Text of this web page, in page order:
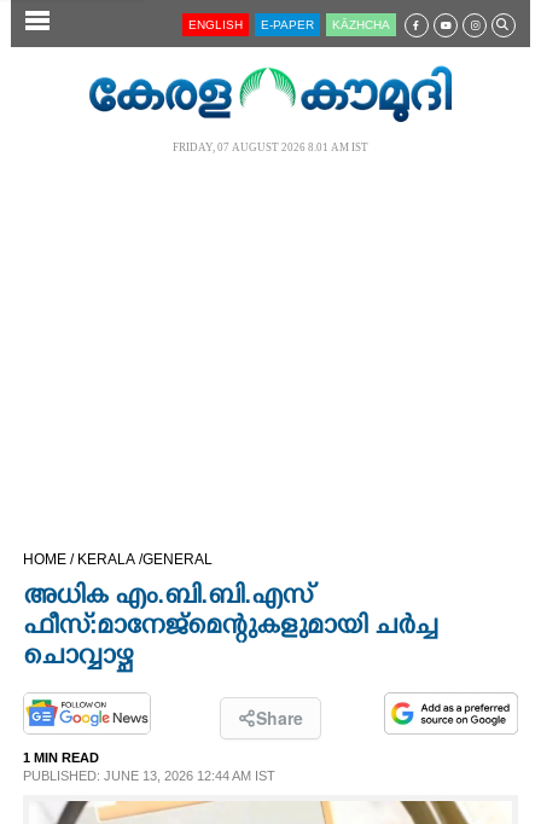
SECTIONS
CINEMA
OPINION
PHOTOS
LIFESTYLE
ENGLISH E-PAPER KĀZHCHA
FRIDAY, 07 AUGUST 2026 8.01 AM IST
HOME / KERALA /GENERAL
അധിക എം.ബി.ബി.എസ്
ഫീസ്:മാനേജ്മെന്റുകളുമായി ചർച്ച
ചൊവ്വാഴ്ച
Share
1 MIN READ
PUBLISHED: JUNE 13, 2026 12:44 AM IST